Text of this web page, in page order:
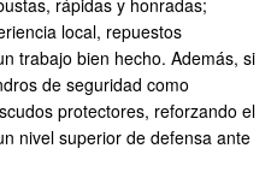
rápidas y honradas;
local, repuestos
trabajo bien hecho. Además, si
de seguridad como
protectores, reforzando el
nivel superior de defensa ante